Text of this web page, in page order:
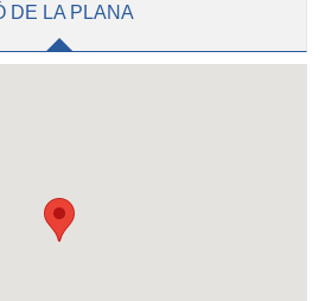
DE LA PLANA